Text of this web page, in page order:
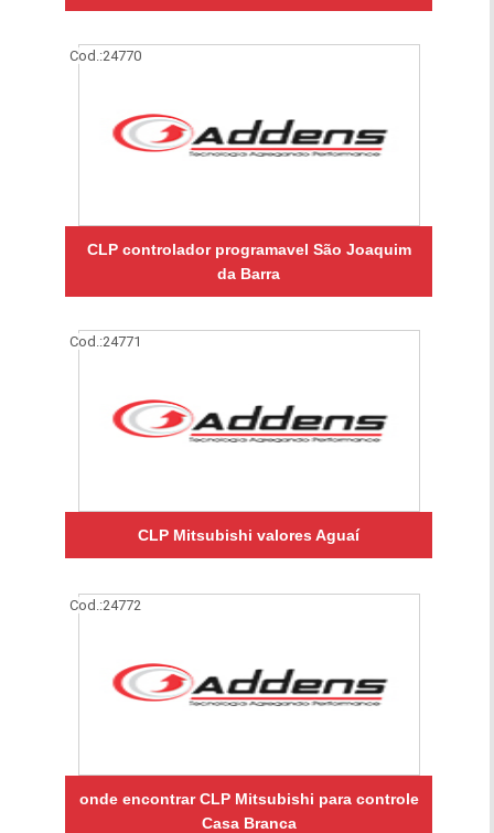
Cod.:24770
CLP controlador programavel São Joaquim
da Barra
Cod.:24771
CLP Mitsubishi valores Aguaí
Cod.:24772
onde encontrar CLP Mitsubishi para controle
Casa Branca